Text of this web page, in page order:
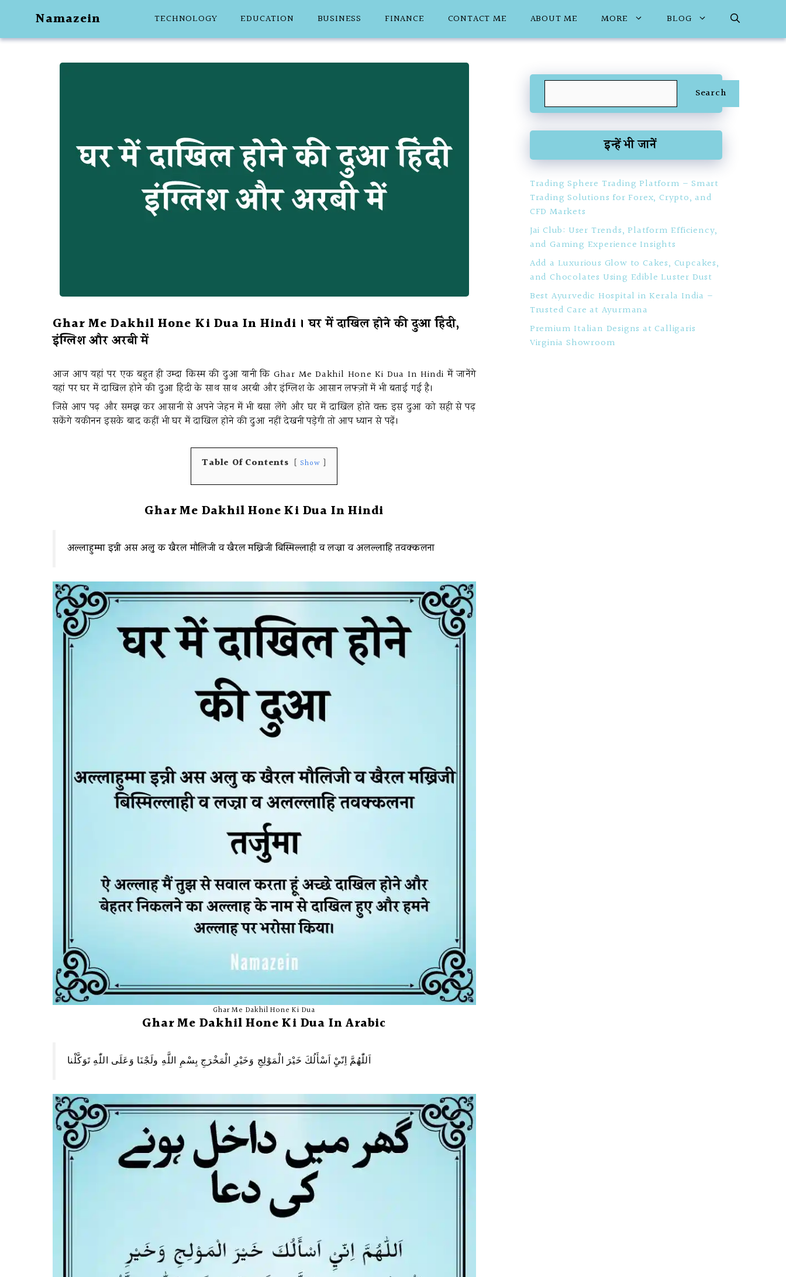
content
Namazein TECHNOLOGY EDUCATION BUSINESS FINANCE CONTACT ME ABOUT ME MORE BLOG
Ghar Me Dakhil Hone Ki Dua In Hindi । घर में दाखिल होने की दुआ हिंदी,
इंग्लिश और अरबी में
आज आप यहां पर एक बहुत ही उम्दा किस्म की दुआ यानी कि Ghar Me Dakhil Hone Ki Dua In Hindi में जानेंगे
यहां पर घर में दाखिल होने की दुआ हिंदी के साथ साथ अरबी और इंग्लिश के आसान लफ्ज़ों में भी बताई गई है।
जिसे आप पढ़ और समझ कर आसानी से अपने जेहन में भी बसा लेंगे और घर में दाखिल होते वक्त इस दुआ को सही से पढ़
सकेंगे यकीनन इसके बाद कहीं भी घर में दाखिल होने की दुआ नहीं देखनी पड़ेगी तो आप ध्यान से पढ़ें।
Table Of Contents Show
Ghar Me Dakhil Hone Ki Dua In Hindi
अल्लाहुम्मा इन्नी अस अलु क खैरल मौलिजी व खैरल मख्रिजी बिस्मिल्लाही व लज्ना व अलल्लाहि तवक्कलना
Ghar Me Dakhil Hone Ki Dua
Ghar Me Dakhil Hone Ki Dua In Arabic
اَللّٰهُمَّ اِنّيِْ اَسْأَلُكَ خَيْرَ الْمَوْلِجِ وَخَيْرِ الْمَخْرَجِ بِسْمِ اللَّهِ ولَجْنَا وَعَلَى اللّٰهِ تَوَكَّلْنا
Search
इन्हें भी जानें
Trading Sphere Trading Platform – Smart
Trading Solutions for Forex, Crypto, and
CFD Markets
Jai Club: User Trends, Platform Efficiency,
and Gaming Experience Insights
Add a Luxurious Glow to Cakes, Cupcakes,
and Chocolates Using Edible Luster Dust
Best Ayurvedic Hospital in Kerala India –
Trusted Care at Ayurmana
Premium Italian Designs at Calligaris
Virginia Showroom